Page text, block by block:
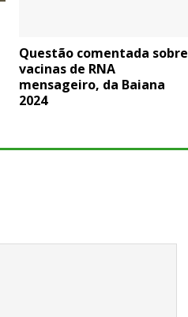
Questão comentada sobre
vacinas de RNA
mensageiro, da Baiana
2024